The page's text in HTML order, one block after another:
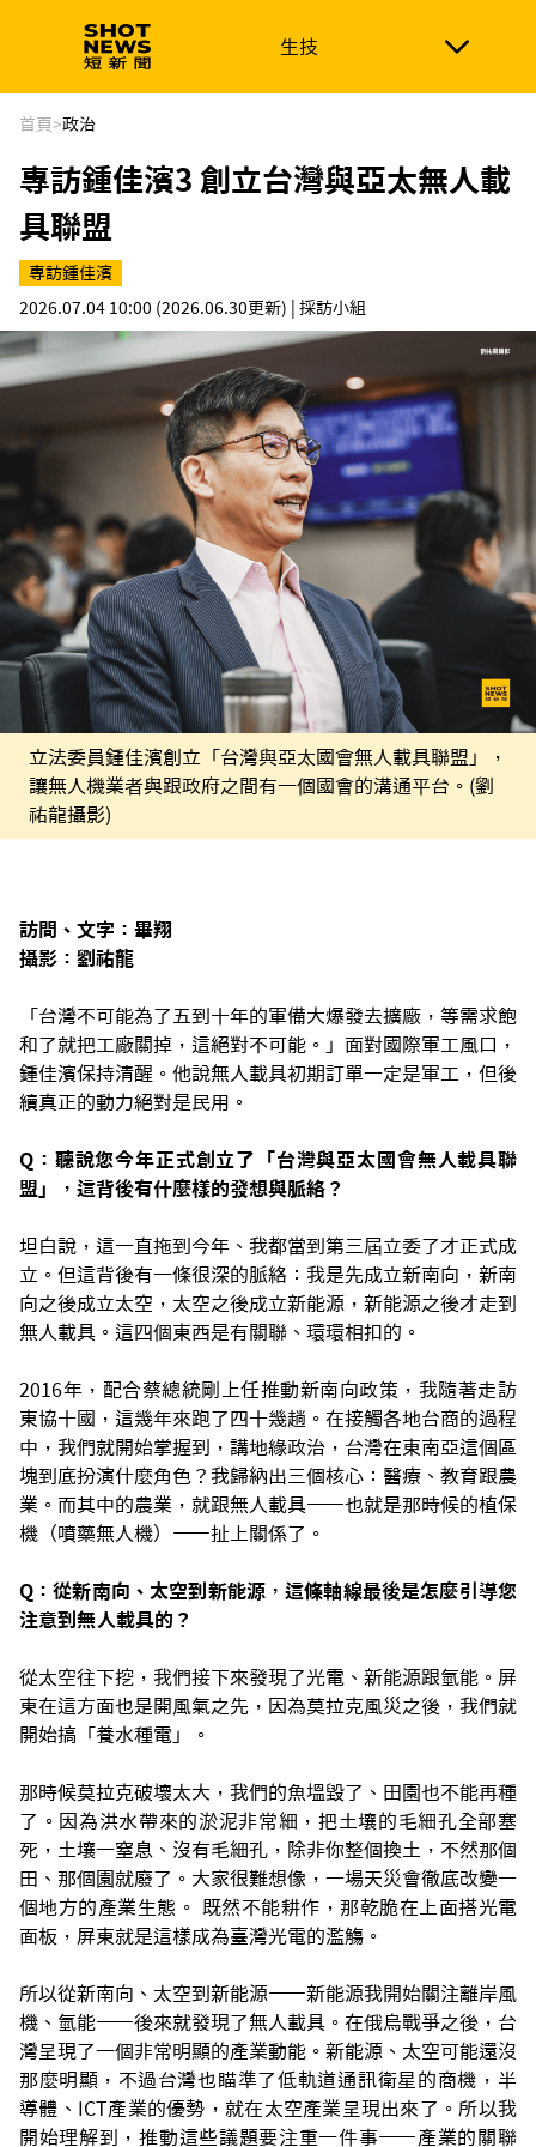
生技
生技 政治
新南向 體育
首頁>政治
專訪鍾佳濱3 創立台灣與亞太無人載
具聯盟
專訪鍾佳濱
2026.07.04 10:00 (2026.06.30更新) | 採訪小組
立法委員鍾佳濱創立「台灣與亞太國會無人載具聯盟」，
讓無人機業者與跟政府之間有一個國會的溝通平台。(劉
祐龍攝影)
訪問、文字：畢翔
攝影：劉祐龍
「台灣不可能為了五到十年的軍備大爆發去擴廠，等需求飽
和了就把工廠關掉，這絕對不可能。」面對國際軍工風口，
鍾佳濱保持清醒。他說無人載具初期訂單一定是軍工，但後
續真正的動力絕對是民用。
Q：聽說您今年正式創立了「台灣與亞太國會無人載具聯
盟」，這背後有什麼樣的發想與脈絡？
坦白說，這一直拖到今年、我都當到第三屆立委了才正式成
立。但這背後有一條很深的脈絡：我是先成立新南向，新南
向之後成立太空，太空之後成立新能源，新能源之後才走到
無人載具。這四個東西是有關聯、環環相扣的。
2016年，配合蔡總統剛上任推動新南向政策，我隨著走訪
東協十國，這幾年來跑了四十幾趟。在接觸各地台商的過程
中，我們就開始掌握到，講地緣政治，台灣在東南亞這個區
塊到底扮演什麼角色？我歸納出三個核心：醫療、教育跟農
業。而其中的農業，就跟無人載具——也就是那時候的植保
機（噴藥無人機）——扯上關係了。
Q：從新南向、太空到新能源，這條軸線最後是怎麼引導您
注意到無人載具的？
從太空往下挖，我們接下來發現了光電、新能源跟氫能。屏
東在這方面也是開風氣之先，因為莫拉克風災之後，我們就
開始搞「養水種電」。
那時候莫拉克破壞太大，我們的魚塭毀了、田園也不能再種
了。因為洪水帶來的淤泥非常細，把土壤的毛細孔全部塞
死，土壤一窒息、沒有毛細孔，除非你整個換土，不然那個
田、那個園就廢了。大家很難想像，一場天災會徹底改變一
個地方的產業生態。 既然不能耕作，那乾脆在上面搭光電
面板，屏東就是這樣成為臺灣光電的濫觴。
所以從新南向、太空到新能源——新能源我開始關注離岸風
機、氫能——後來就發現了無人載具。在俄烏戰爭之後，台
灣呈現了一個非常明顯的產業動能。新能源、太空可能還沒
那麼明顯，不過台灣也瞄準了低軌道通訊衛星的商機，半
導體、ICT產業的優勢，就在太空產業呈現出來了。所以我
開始理解到，推動這些議題要注重一件事——產業的關聯